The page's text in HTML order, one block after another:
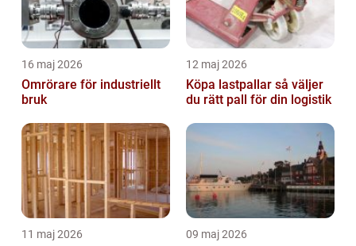
16 maj 2026
Omrörare för industriellt
bruk
12 maj 2026
Köpa lastpallar så väljer
du rätt pall för din logistik
11 maj 2026 09 maj 2026